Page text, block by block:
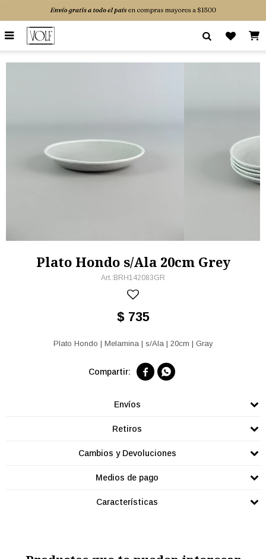

Plato Hondo s/Ala 20cm Grey
BRH142083GR
$ 735
Plato Hondo | Melamina | s/Ala | 20cm | Gray
 
Envíos
Retiros
Cambios y Devoluciones
Medios de pago
Características